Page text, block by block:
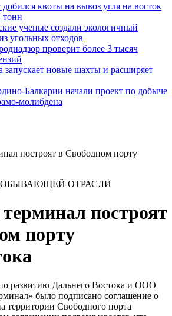
добился квоты на вывоз угля на восток
тонн
ученые создали экологичный
угольных отходов
проверит более 3 тысяч
запускает новые шахты и расширяет
Балкарии начали проект по добыче
молибдена
построят в Свободном порту
ОТРАСЛИ
построят
порту
развитию Дальнего Востока и ООО
было подписано соглашение о
территории Свободного порта